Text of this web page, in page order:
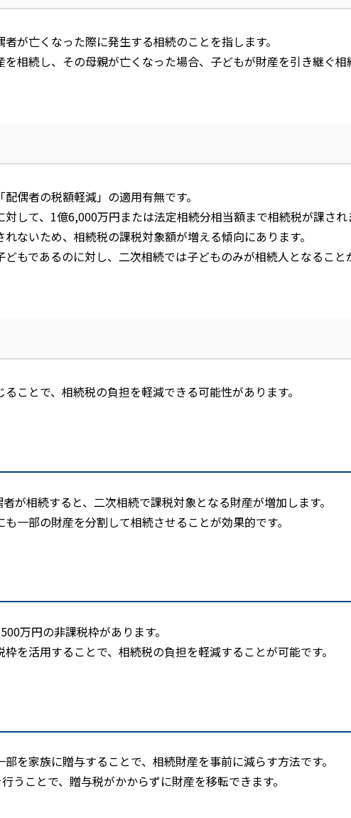
が亡くなった際に発生する相続のことを指します。
相続し、その母親が亡くなった場合、子どもが財産を引き継ぐ相
偶者の税額軽減」の適用有無です。
して、 1億6,000万円または法定相続分相当額まで相続税が課され
ないため、相続税の課税対象額が増える傾向にあります。
もであるのに対し、二次相続では子どものみが相続人となること
ことで、相続税の負担を軽減できる可能性があります。
が相続すると、二次相続で課税対象となる財産が増加します。
一部の財産を分割して相続させることが効果的です。
500万円の非課税枠があります。
を活用することで、相続税の負担を軽減することが可能です。
を家族に贈与することで、相続財産を事前に減らす方法です。
うことで、贈与税がかからずに財産を移転できます。